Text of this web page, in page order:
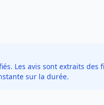
Les avis sont extraits des
sur la durée.